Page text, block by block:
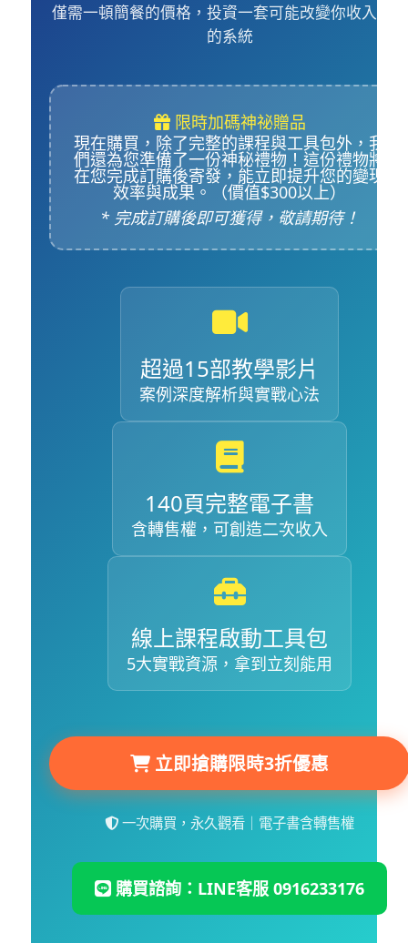
僅需一頓簡餐的價格，投資一套可能改變你收入模式
的系統
限時加碼神祕贈品
現在購買，除了完整的課程與工具包外，我
們還為您準備了一份神秘禮物！這份禮物將
在您完成訂購後寄發，能立即提升您的變現
效率與成果。（價值$300以上）
* 完成訂購後即可獲得，敬請期待！
超過15部教學影片
案例深度解析與實戰心法
140頁完整電子書
含轉售權，可創造二次收入
線上課程啟動工具包
5大實戰資源，拿到立刻能用
立即搶購限時3折優惠
一次購買，永久觀看｜電子書含轉售權
購買諮詢：LINE客服 0916233176